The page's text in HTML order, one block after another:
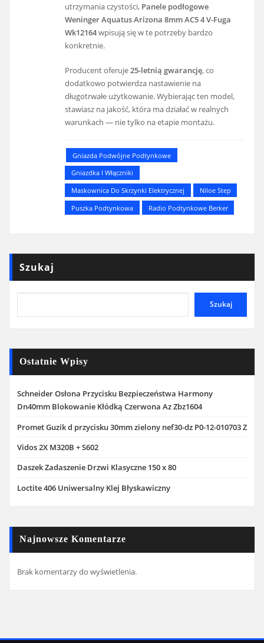
utrzymania czystości, Panele podłogowe
Weninger Aquatus Arizona 8mm AC5 4 V-Fuga
Wk12164wpisują się w te potrzeby bardzo
konkretnie.
Producent oferuje25-letnią gwarancję, co
dodatkowo potwierdza nastawienie na
długotrwałe użytkowanie. Wybierając ten model,
stawiasz na jakość, która ma działać w realnych
warunkach — nie tylko na etapie montażu.
Gniazda Podwójne Podtynkowe
Gniazdka I Włączniki
Maskownica Do Skrzynki Elektrycznej
Niloe Step
Puszka Podtynkowa
Radio Podtynkowe Berker
Szukaj
Szukaj
Ostatnie Wpisy
Schneider Osłona Przycisku Bezpieczeństwa Harmony
Dn40mm Blokowanie Kłódką Czerwona Az Zbz1604
Promet Guzik d przycisku 30mm zielony nef30-dz P0-12-010703 Z
Vidos 2X M320B + S602
Daszek Zadaszenie Drzwi Klasyczne 150 x 80
Loctite 406 Uniwersalny Klej Błyskawiczny
Najnowsze Komentarze
Brak komentarzy do wyświetlenia.